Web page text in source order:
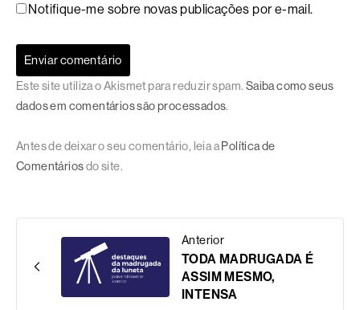
Notifique-me sobre novas publicações por e-mail.
Este site utiliza o Akismet para reduzir spam. Saiba como seus
dados em comentários são processados.
Antes de deixar o seu comentário, leia aPolítica de
Comentáriosdo site.
Anterior
TODA MADRUGADA É
ASSIM MESMO,
INTENSA